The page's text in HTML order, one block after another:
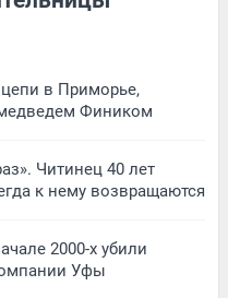
в Приморье,
Фиником
Читинец 40 лет
к нему возвращаются
2000-х убили
Уфы